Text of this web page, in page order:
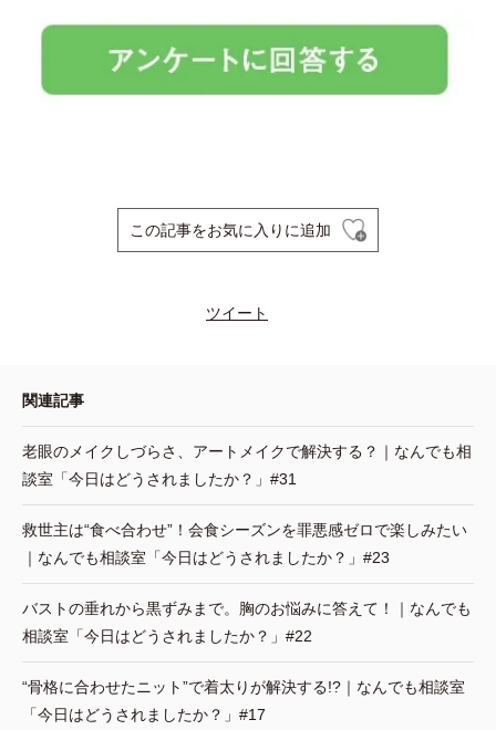
この記事をお気に入りに追加
ツイート
関連記事
老眼のメイクしづらさ、アートメイクで解決する？｜なんでも相
談室「今日はどうされましたか？」#31
救世主は“食べ合わせ”！会食シーズンを罪悪感ゼロで楽しみたい
｜なんでも相談室「今日はどうされましたか？」#23
バストの垂れから黒ずみまで。胸のお悩みに答えて！｜なんでも
相談室「今日はどうされましたか？」#22
“骨格に合わせたニット”で着太りが解決する!?｜なんでも相談室
「今日はどうされましたか？」#17